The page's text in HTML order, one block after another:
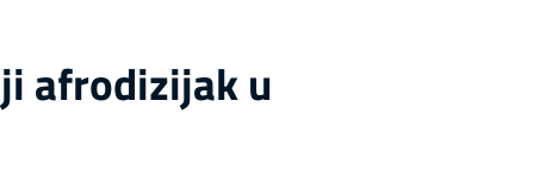
afrodizijak u